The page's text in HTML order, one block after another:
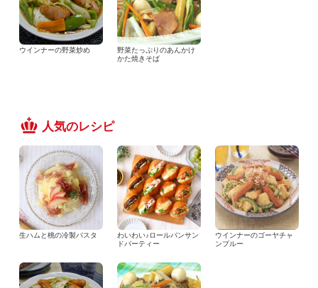
ウインナーの野菜炒め
野菜たっぷりのあんかけ
かた焼きそば
人気のレシピ
生ハムと桃の冷製パスタ
わいわい♪ロールパンサン
ドパーティー
ウインナーのゴーヤチャ
ンプルー